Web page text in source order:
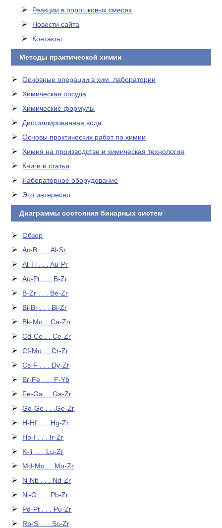
Реакции в порошковых смесях
Новости сайта
Контакты
Методы практической химии
Основные операции в хим. лаборатории
Химическая посуда
Химические формулы
Дистиллированная вода
Основы практических работ по химии
Химия на производстве и химическая технология
Книги и статьи
Лабораторное оборудование
Это интересно
Диаграммы состояния бинарных систем
Обзор
Ac-B . . . Al-Sr
Al-Tl . . . Au-Pr
Au-Pt . . . B-Zr
B-Zr . . . Be-Zr
Bi-Br . . . Bi-Zr
Bk-Mo . .Ca-Zn
Cd-Ce . . Ce-Zr
Cf-Mo . . Cr-Zr
Cs-F . . . Dy-Zr
Er-Fe . . . F-Yb
Fe-Ga . . Ga-Zr
Gd-Ge . . .Ge-Zr
H-Hf . . . Hg-Zr
Ho-I . . . Ir-Zr
K-li . . . Lu-Zr
Md-Mo . . Mo-Zr
N-Nb . . . Nd-Zr
Ni-O . . . Pb-Zr
Pd-Pt . . . Pu-Zr
Rb-S . . . Sc-Zr